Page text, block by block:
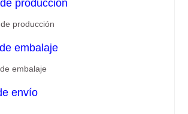
producción
embalaje
envío